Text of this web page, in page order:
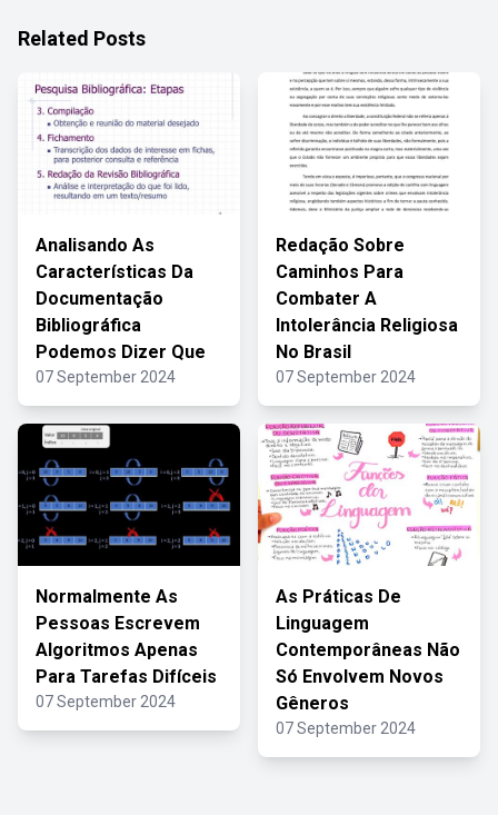
Related Posts
Analisando As
Características Da
Documentação
Bibliográfica
Podemos Dizer Que
07 September 2024
Redação Sobre
Caminhos Para
Combater A
Intolerância Religiosa
No Brasil
07 September 2024
Normalmente As
Pessoas Escrevem
Algoritmos Apenas
Para Tarefas Difíceis
07 September 2024
As Práticas De
Linguagem
Contemporâneas Não
Só Envolvem Novos
Gêneros
07 September 2024